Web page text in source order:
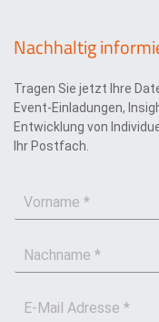
u
n
g
*
Nachhaltig
Tragen Sie jetzt Ihre
Event-Einladungen,
Entwicklung von
Ihr Postfach.
a